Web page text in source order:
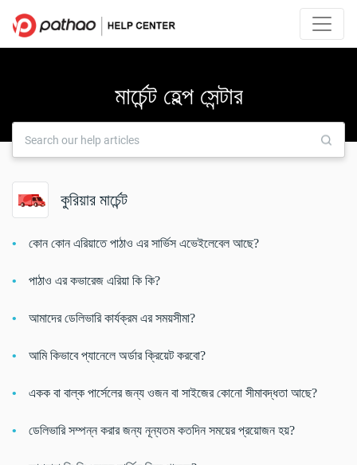
মার্চেন্ট হেল্প সেন্টার
কুরিয়ার মার্চেন্ট
কোন কোন এরিয়াতে পাঠাও এর সার্ভিস এভেইলেবেল আছে?
পাঠাও এর কভারেজ এরিয়া কি কি?
আমাদের ডেলিভারি কার্যক্রম এর সময়সীমা?
আমি কিভাবে প্যানেলে অর্ডার ক্রিয়েট করবো?
একক বা বাল্ক পার্সেলের জন্য ওজন বা সাইজের কোনো সীমাবদ্ধতা আছে?
ডেলিভারি সম্পন্ন করার জন্য নূন্যতম কতদিন সময়ের প্রয়োজন হয়?